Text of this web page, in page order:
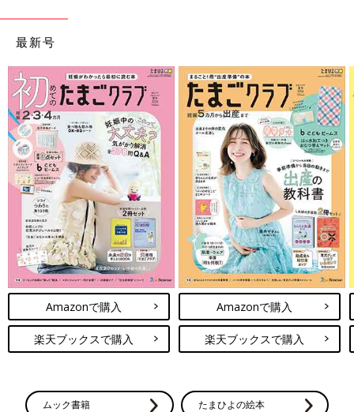
「性別は知りたいですか？」エコー画像を見ていた医師から問わ
れて、「はい」と即答した私。しかし、告げられた性別は私が希
望していたものではありませんでした。その日から数日間はかな
り落ち込み、友人につい愚痴ってしまったほど。「赤ちゃんもお
なかの中で聞いているよ。そんなこと言わないで」と友人からた
しなめられ、ようやく我に帰りました。子どもを授かっただけで
もうれしかった頃の気持ちを思い出して反省しました。
妊娠26週目のエコー写真 両親学級で気分転換
最新号
Amazonで購入
楽天ブックスで購入
Amazonで購入
楽天ブックスで購入
ムック書籍 たまひよの絵本